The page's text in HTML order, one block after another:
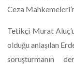
Ceza
Tetikçi Murat
olduğu anlaşılan
soruşturmanın